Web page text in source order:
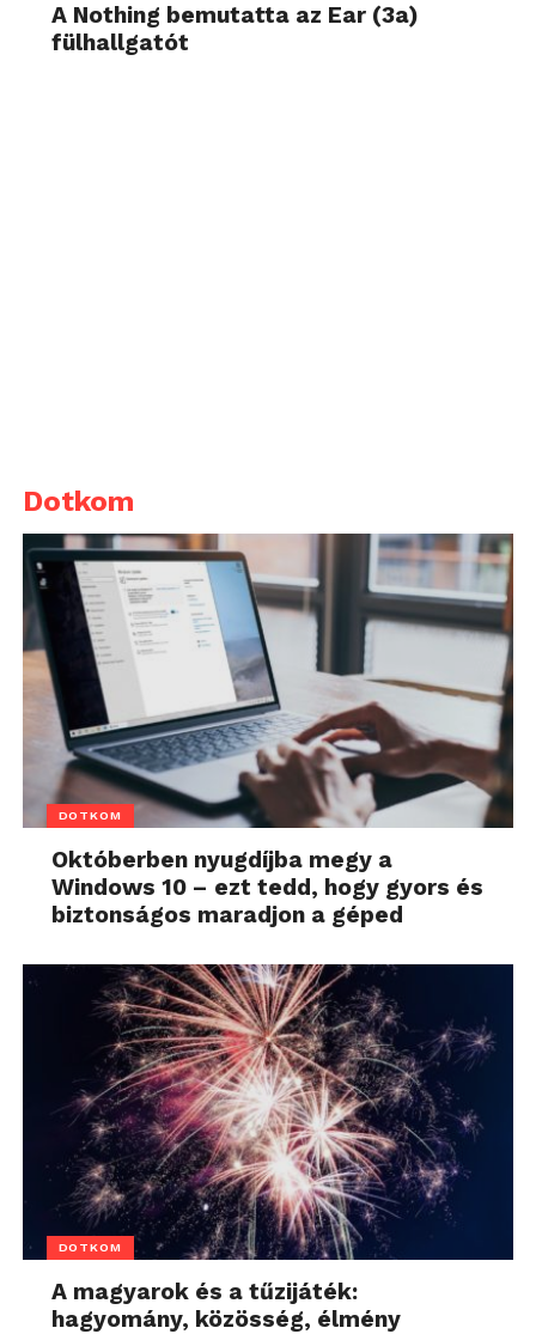
A Nothing bemutatta az Ear (3a)
fülhallgatót
Dotkom
DOTKOM
Októberben nyugdíjba megy a
Windows 10 – ezt tedd, hogy gyors és
biztonságos maradjon a géped
DOTKOM
A magyarok és a tűzijáték:
hagyomány, közösség, élmény